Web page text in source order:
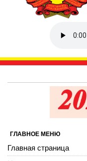
ГЛАВНОЕ МЕНЮ
Главная страница